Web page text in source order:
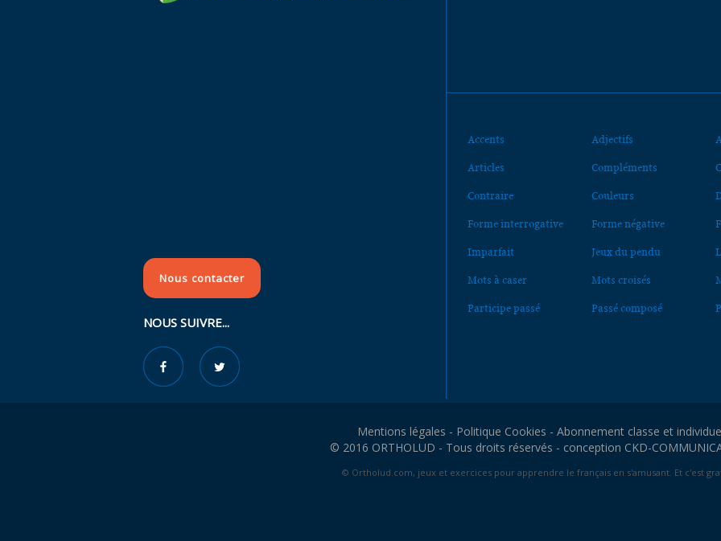
Nous contacter
NOUS SUIVRE...
Accents Adjectifs
Articles Compléments
Contraire Couleurs
Forme interrogative Forme négative
Imparfait Jeux du pendu
Mots à caser Mots croisés
Participe passé Passé composé
Mentions légales - Politique Cookies - Abonnement classe et
© 2016 ORTHOLUD - Tous droits réservés - conception CKD-
© Ortholud.com, jeux et exercices pour apprendre le français en s'amusant. Et c'est